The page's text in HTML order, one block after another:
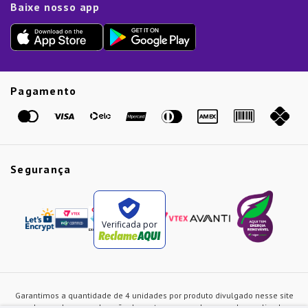
Lista de Presentes
Dia dos Pais
Presente de Natal
Baixe nosso app
Pagamento
Segurança
Verificada por
Garantimos a quantidade de 4 unidades por produto divulgado nesse site